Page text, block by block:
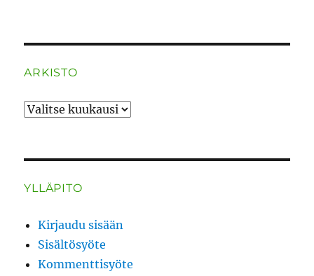
ARKISTO
ARKISTO
YLLÄPITO
Kirjaudu sisään
Sisältösyöte
Kommenttisyöte